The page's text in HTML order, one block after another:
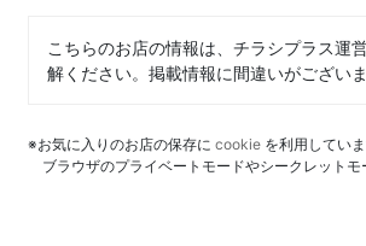
こちらのお店の情報は、チラシプラス運
解ください。掲載情報に間違いがござい
※お気に入りのお店の保存に cookie を利用していま
ブラウザのプライベートモードやシークレット